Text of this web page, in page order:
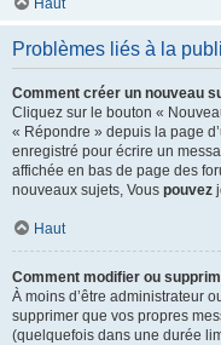
Haut
Problèmes liés à la
Comment créer un nouveau
Cliquez sur le bouton «
« Répondre » depuis la page
enregistré pour écrire un
affichée en bas de page des
nouveaux sujets, Vous pouvez
Haut
Comment modifier ou
À moins d’être administrateur
supprimer que vos propres
(quelquefois dans une durée